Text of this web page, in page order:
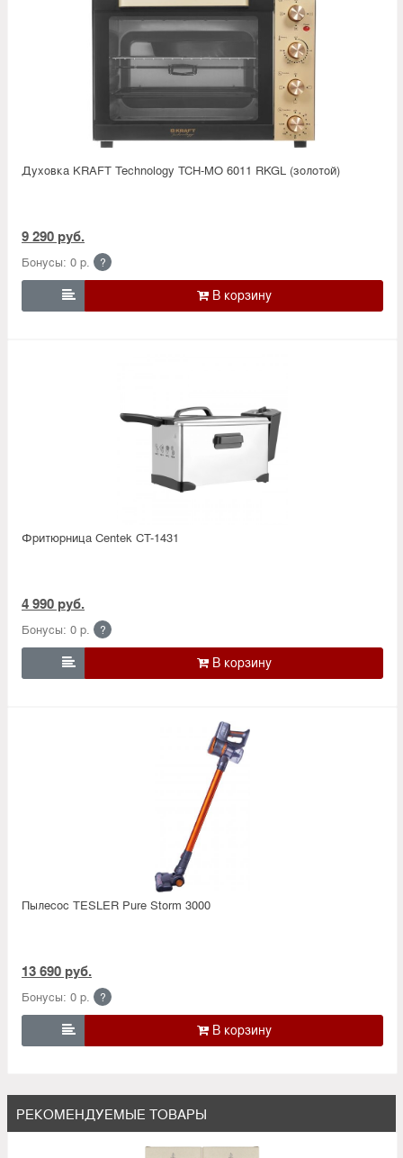
Духовка KRAFT Technology TCH-MO 6011 RKGL (золотой)
9 290 руб.
Бонусы: 0 р. ?

Фритюрница Centek CT-1431
4 990 руб.
Бонусы: 0 р. ?

Пылесос TESLER Pure Storm 3000
13 690 руб.
Бонусы: 0 р. ?

РЕКОМЕНДУЕМЫЕ ТОВАРЫ